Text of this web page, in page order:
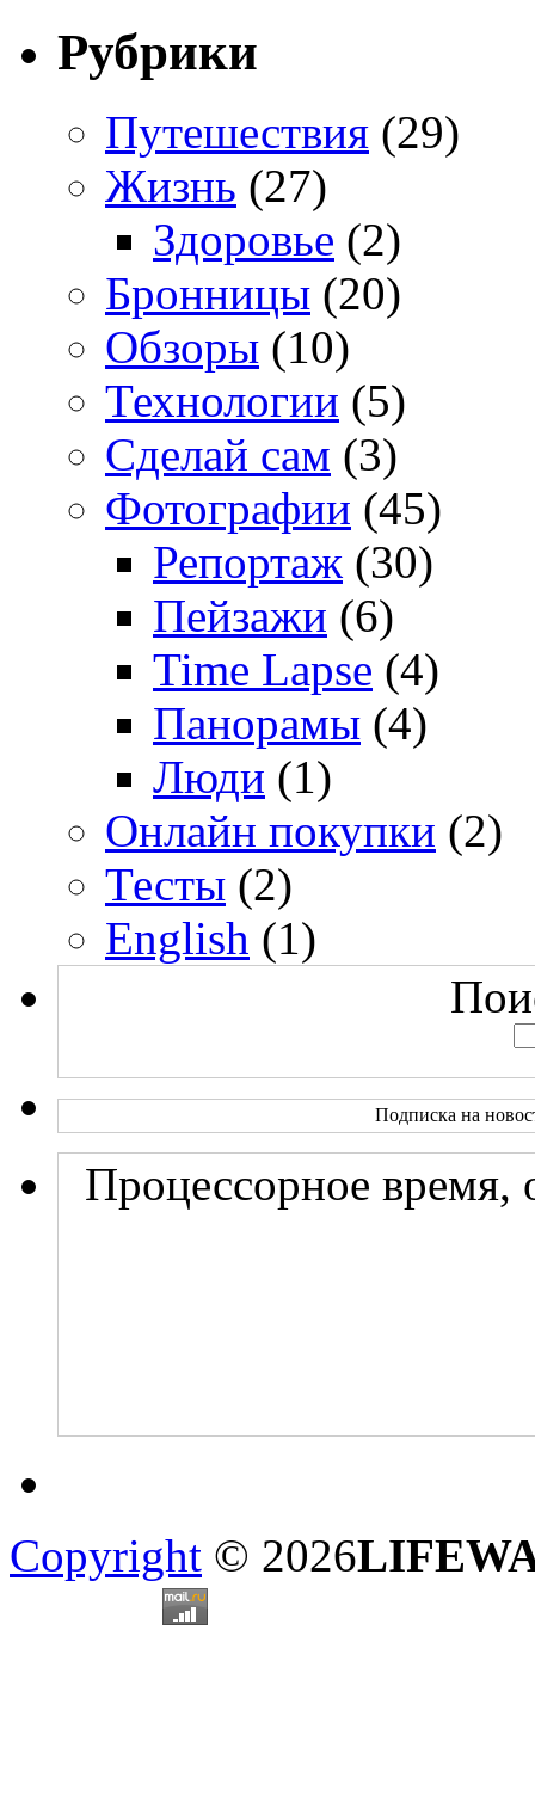
Рубрики
Путешествия (29)
Жизнь (27)
Здоровье (2)
Бронницы (20)
Обзоры (10)
Технологии (5)
Сделай сам (3)
Фотографии (45)
Репортаж (30)
Пейзажи (6)
Time Lapse (4)
Панорамы (4)
Люди (1)
Онлайн покупки (2)
Тесты (2)
English (1)
Подписка на
Процессорное время,
Copyright © 2026